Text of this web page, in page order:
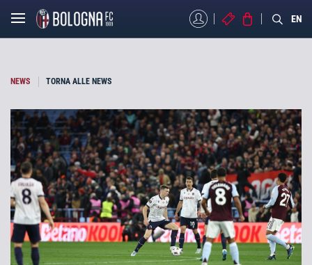
MYBFCBIGLIETTI
STORE EN
NEWS TORNA ALLE NEWS